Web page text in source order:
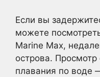
Если вы
можете
Marine Max,
острова.
плавания по воде